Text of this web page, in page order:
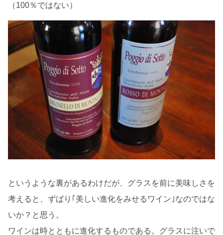
（100％ではない）
というような裏があるわけだが、グラスを前に美味しさを
考えると、ずばり｢美しい進化をみせるワイン｣なのではな
いか？と思う。
ワインは時とともに進化するものである。グラスに注いで